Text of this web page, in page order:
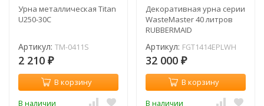
Урна металлическая Titan
U250-30C
Артикул: TM-0411S
2 210 ₽
В корзину
В наличии
Декоративная урна серии
WasteMaster 40 литров
RUBBERMAID
Артикул: FGT1414EPLWH
32 000 ₽
В корзину
В наличии